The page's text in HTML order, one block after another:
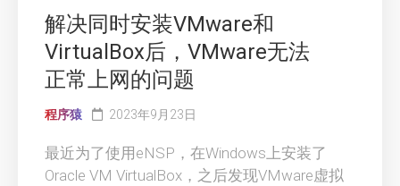
解决同时安装VMware和
VirtualBox后，VMware无法
正常上网的问题
程序猿 2023年9月23日
最近为了使用eNSP，在Windows上安装了
Oracle VM VirtualBox，之后发现VMware虚拟